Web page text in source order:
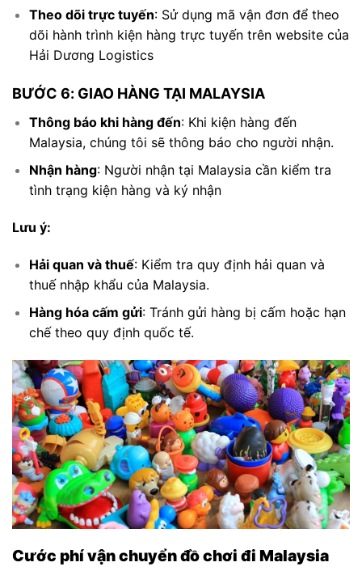
Theo dõi trực tuyến: Sử dụng mã vận đơn để theo
dõi hành trình kiện hàng trực tuyến trên website của
Hải Dương Logistics
BƯỚC 6: GIAO HÀNG TẠI MALAYSIA
Thông báo khi hàng đến: Khi kiện hàng đến
Malaysia, chúng tôi sẽ thông báo cho người nhận.
Nhận hàng: Người nhận tại Malaysia cần kiểm tra
tình trạng kiện hàng và ký nhận
Lưu ý:
Hải quan và thuế: Kiểm tra quy định hải quan và
thuế nhập khẩu của Malaysia.
Hàng hóa cấm gửi: Tránh gửi hàng bị cấm hoặc hạn
chế theo quy định quốc tế.
Cước phí vận chuyển đồ chơi đi Malaysia